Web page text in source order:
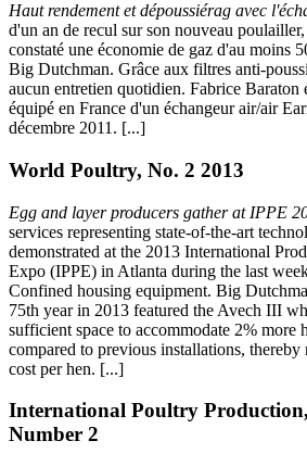
Haut rendement et dépoussiérag avec
d'un an de recul sur son nouveau
constaté une économie de gaz d'au moins
Big Dutchman. Grâce aux filtres anti-
aucun entretien quotidien. Fabrice Baraton
équipé en France d'un échangeur air/air
décembre 2011. [...]
World Poultry, No. 2 2013
Egg and layer producers gather at IPPE
services representing state-of-the-art
demonstrated at the 2013 International
Expo (IPPE) in Atlanta during the last
Confined housing equipment. Big
75th year in 2013 featured the Avech III
sufficient space to accommodate 2% more
compared to previous installations,
cost per hen. [...]
International Poultry
Number 2